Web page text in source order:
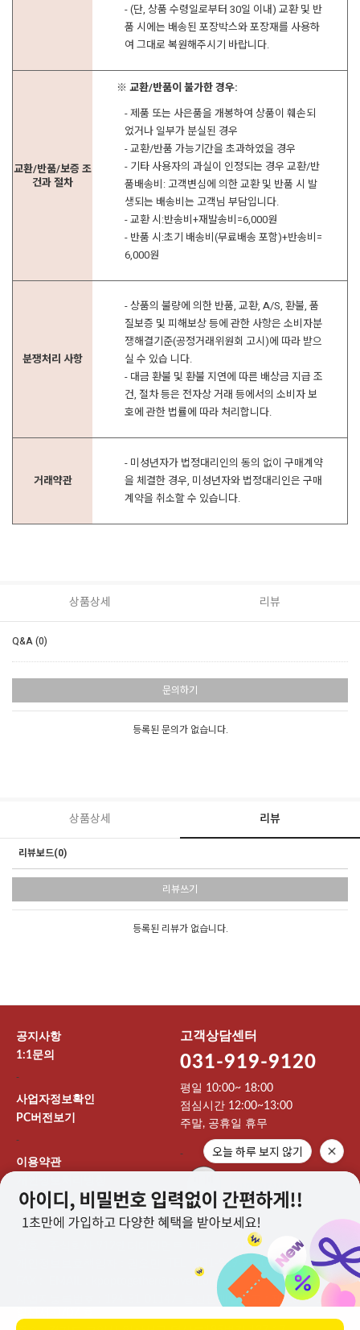
- (단, 상품 수령일로부터 30일 이내) 교환 및 반
품 시에는 배송된 포장박스와 포장재를 사용하
여 그대로 복원해주시기 바랍니다.
교환/반품/보증 조
건과 절차
※ 교환/반품이 불가한 경우:
- 제품 또는 사은품을 개봉하여 상품이 훼손되
었거나 일부가 분실된 경우
- 교환/반품 가능기간을 초과하였을 경우
- 기타 사용자의 과실이 인정되는 경우 교환/반
품배송비: 고객변심에 의한 교환 및 반품 시 발
생되는 배송비는 고객님 부담입니다.
- 교환 시:반송비+재발송비=6,000원
- 반품 시:초기 배송비(무료배송 포함)+반송비=
6,000원
분쟁처리 사항
- 상품의 불량에 의한 반품, 교환, A/S, 환불, 품
질보증 및 피해보상 등에 관한 사항은 소비자분
쟁해결기준(공정거래위원회 고시)에 따라 받으
실 수 있습 니다.
- 대금 환불 및 환불 지연에 따른 배상금 지급 조
건, 절차 등은 전자상 거래 등에서의 소비자 보
호에 관한 법률에 따라 처리합니다.
거래약관
- 미성년자가 법정대리인의 동의 없이 구매계약
을 체결한 경우, 미성년자와 법정대리인은 구매
계약을 취소할 수 있습니다.
상품상세 리뷰
Q&A (0)
문의하기
등록된 문의가 없습니다.
상품상세 리뷰
리뷰보드(0)
리뷰쓰기
등록된 리뷰가 없습니다.
공지사항
1:1문의
-
사업자정보확인
PC버전보기
-
이용약관
이용안내
고객상담센터
031-919-9120
평일 10:00~ 18:00
점심시간 12:00~13:00
주말, 공휴일 휴무
-
상호 : 주식회사 912엔터테인먼트 대표 : 이기영
개인정보보호책임자 : 권오민 TEL : 031-919-9120
FAX : EMAIL : kpoptogether@naver.com
사업자등록번호 : 194-81-01147 통신판매업신고 : 제 2024-고양
오늘 하루 보지 않기